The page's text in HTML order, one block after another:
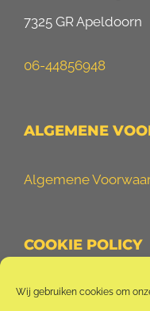
Wij gebruiken cookies om
7325 GR Apeldoorn
06-44856948
ALGEMENE
Algemene
COOKIE POLICY
Cookie Policy (EU)